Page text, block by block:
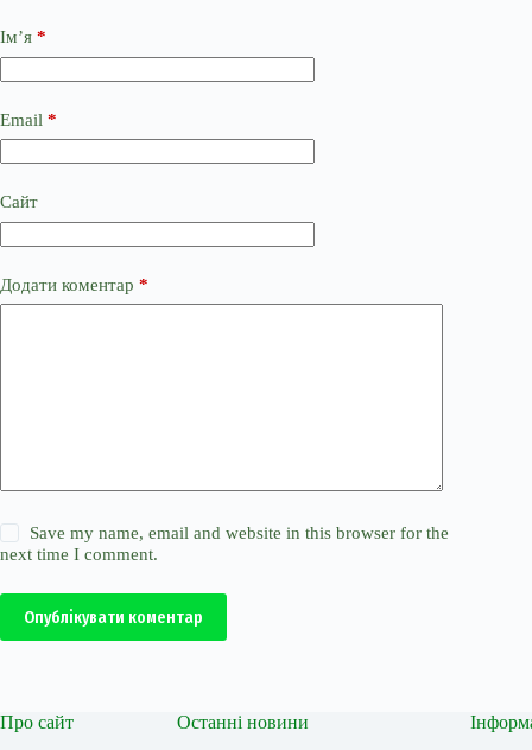
Ім’я *
Email *
Сайт
Додати коментар *
Save my name, email and website in this browser for the
next time I comment.
Опублікувати коментар
Про сайт Останні новини